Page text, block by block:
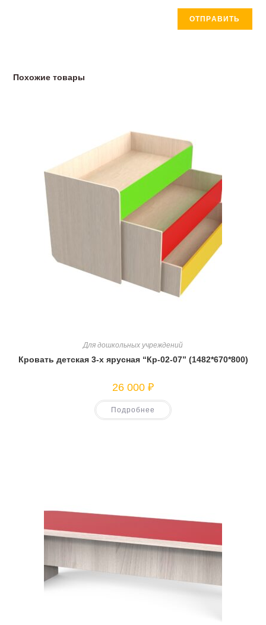
Похожие товары
Для дошкольных учреждений
Кровать детская 3-х ярусная “Кр-02-07” (1482*670*800)
26 000 ₽
Подробнее